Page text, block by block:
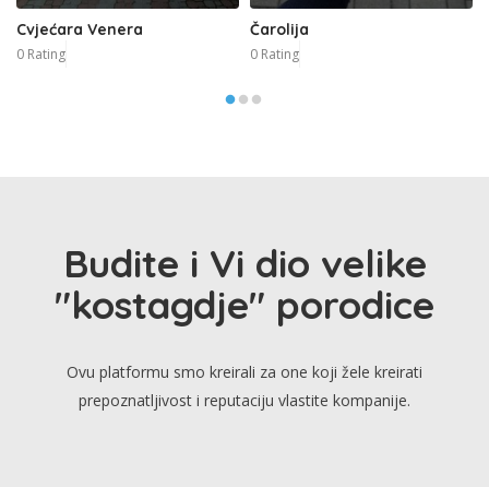
Cvjećara Venera
0 Rating
Čarolija
0 Rating
Budite i Vi dio velike
"kostagdje" porodice
Ovu platformu smo kreirali za one koji žele kreirati
prepoznatljivost i reputaciju vlastite kompanije.